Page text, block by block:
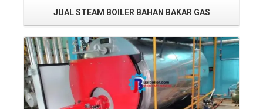
JUAL STEAM BOILER BAHAN BAKAR GAS